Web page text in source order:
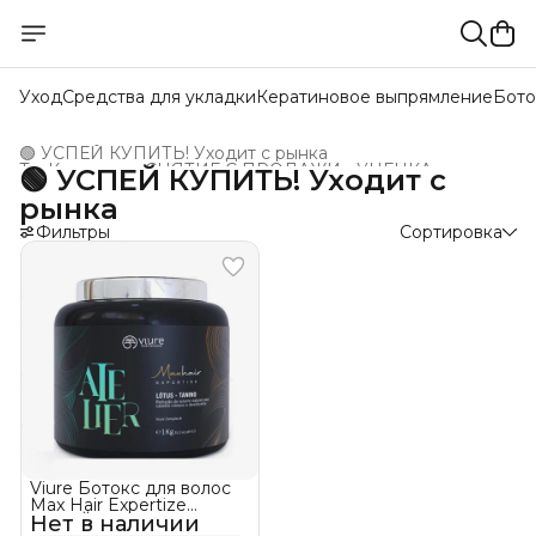
УходСредства для укладкиКератиновое выпрямление
🟢 УСПЕЙ КУПИТЬ! Уходит с рынка
СНЯТИЕ С ПРОДАЖИ - УЦЕНКА ›
ТутКератин ›
Товары интернет-магазинов ›
Главная ›
🟢 УСПЕЙ КУПИТЬ! Уходит с
рынка
Фильтры Сортировка
Нет в наличии
Viure Ботокс для волос
Max Hair Expertize
УСПЕЙ КУПИТЬ! Уходит